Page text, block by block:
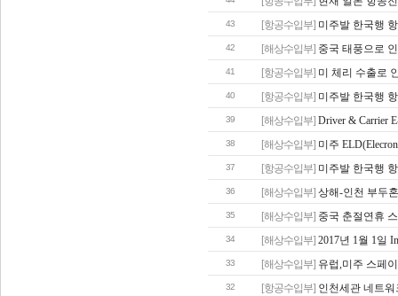
43 [항공수입부] 미주발 한국행
42 [해상수입부] 중국 태풍으로
41 [항공수입부] 미 체리 수출로
40 [항공수입부] 미주발 한국행
39 [해상수입부] Driver & Carrier
38 [해상수입부] 미주
37 [항공수입부] 미주발 한국행
36 [해상수입부] 상해-인천 부두
35 [해상수입부] 중국 춘절연휴
34 [해상수입부] 2017년 1월 1일
33 [해상수입부] 유럽,미주 스페
32 [항공수입부] 인천세관 네트